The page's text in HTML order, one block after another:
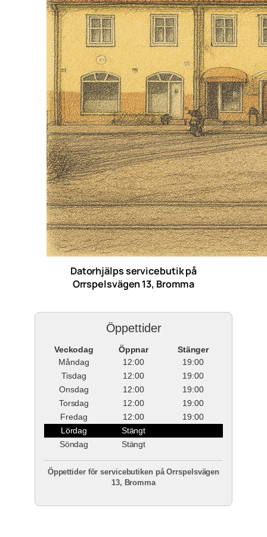
Datorhjälps servicebutik på
Orrspelsvägen 13, Bromma
Öppettider
Veckodag Öppnar
Stänger
Måndag
12:00
19:00
Tisdag
12:00
19:00
Onsdag
12:00
19:00
Torsdag
12:00
19:00
Fredag
12:00
19:00
Lördag
Stängt
Söndag
Stängt
Öppettider för servicebutiken på Orrspelsvägen
13, Bromma